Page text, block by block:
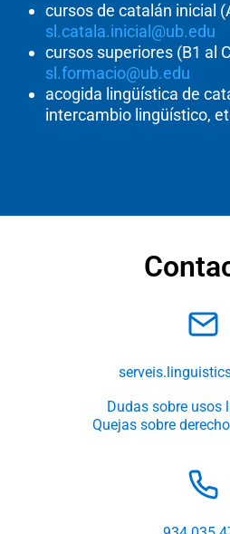
cursos de catalán inicial
sl.catala.inicial@ub.edu
cursos superiores (B1 al
sl.formacio@ub.edu
acogida lingüística de
intercambio lingüístico,
Dudas sobre usos
Quejas sobre